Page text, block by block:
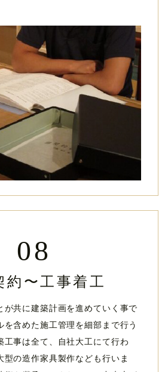
08
約〜工事着工
が共に建築計画を進めていく事で
を含めた施工管理を細部まで行う
工事は全て、自社大工にて行わ
型の造作家具製作なども行いま